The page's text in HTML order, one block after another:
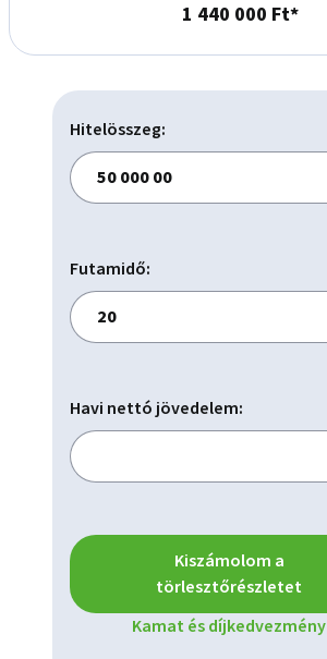
1 440 000 Ft*
Hitelösszeg:
Futamidő:
Havi nettó jövedelem:
Kiszámolom a
törlesztőrészletet
Kamat és díjkedvezmény